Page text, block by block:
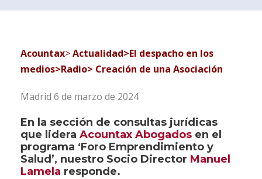
Acountax>Actualidad>El despacho en los
medios>Radio> Creación de una Asociación
Madrid 6 de marzo de 2024
En la sección de consultas jurídicas
que lidera Acountax Abogados en el
programa ‘Foro Emprendimiento y
Salud’, nuestro Socio Director Manuel
Lamela responde.